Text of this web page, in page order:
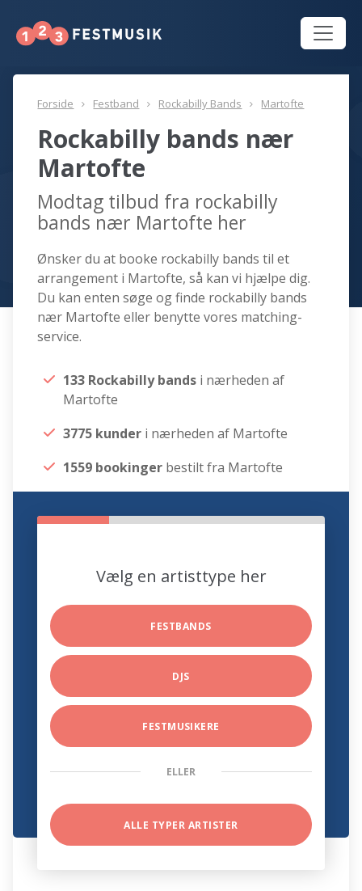
Forside Festband Rockabilly Bands Martofte
Rockabilly bands nær
Martofte
Modtag tilbud fra rockabilly
bands nær Martofte her
Ønsker du at booke rockabilly bands til et
arrangement i Martofte, så kan vi hjælpe dig.
Du kan enten søge og finde rockabilly bands
nær Martofte eller benytte vores matching-
service.
133 Rockabilly bands i nærheden af
Martofte
3775 kunder i nærheden af Martofte
1559 bookinger bestilt fra Martofte
Vælg en artisttype her
FESTBANDS
DJS
FESTMUSIKERE
ELLER
ALLE TYPER ARTISTER